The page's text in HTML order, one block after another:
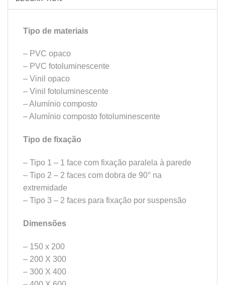
Tipo de materiais
– PVC opaco
– PVC fotoluminescente
– Vinil opaco
– Vinil fotoluminescente
– Alumínio composto
– Alumínio composto fotoluminescente
Tipo de fixação
– Tipo 1 – 1 face com fixação paralela à parede
– Tipo 2 – 2 faces com dobra de 90° na
extremidade
– Tipo 3 – 2 faces para fixação por suspensão
Dimensões
– 150 x 200
– 200 X 300
– 300 X 400